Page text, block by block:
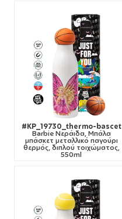
#KP_19730_thermo-bascet
Barbie Νεράιδα, Μπάλα
μπάσκετ μεταλλικό παγούρι
θερμός, διπλού τοιχώματος,
550ml